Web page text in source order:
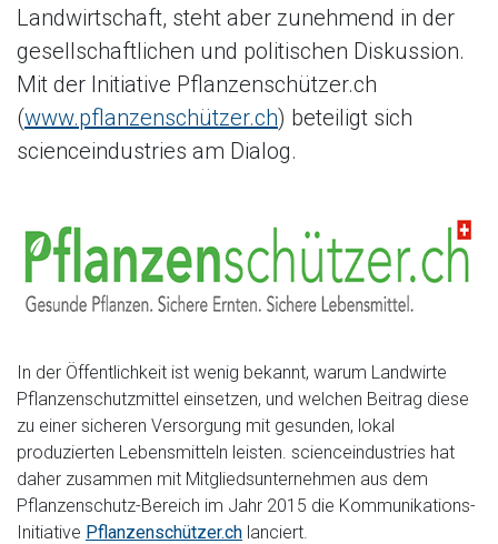
Landwirtschaft, steht aber zunehmend in der
gesellschaftlichen und politischen Diskussion.
Mit der Initiative Pflanzenschützer.ch
(www.pflanzenschützer.ch) beteiligt sich
scienceindustries am Dialog.
In der Öffentlichkeit ist wenig bekannt, warum Landwirte
Pflanzenschutzmittel einsetzen, und welchen Beitrag diese
zu einer sicheren Versorgung mit gesunden, lokal
produzierten Lebensmitteln leisten. scienceindustries hat
daher zusammen mit Mitgliedsunternehmen aus dem
Pflanzenschutz-Bereich im Jahr 2015 die Kommunikations-
Initiative Pflanzenschützer.ch lanciert.